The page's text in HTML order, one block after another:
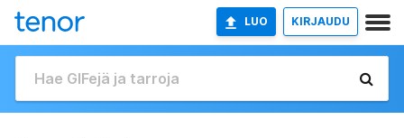
LUO KIRJAUDU